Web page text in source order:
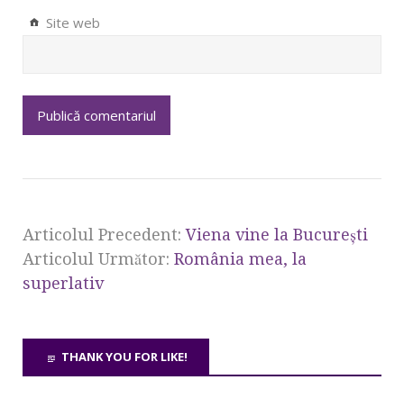
Site web
Articolul Precedent:Viena vine la Bucureşti
Articolul Următor: România mea, la
superlativ
THANK YOU FOR LIKE!